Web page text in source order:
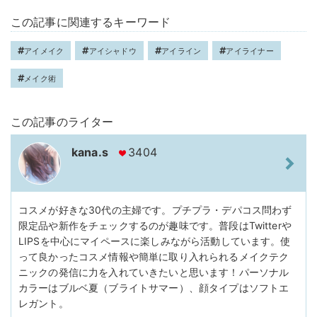
この記事に関連するキーワード
アイメイク アイシャドウ アイライン アイライナー
メイク術
この記事のライター
kana.s 3404
コスメが好きな30代の主婦です。プチプラ・デパコス問わず
限定品や新作をチェックするのが趣味です。普段はTwitterや
LIPSを中心にマイペースに楽しみながら活動しています。使
って良かったコスメ情報や簡単に取り入れられるメイクテク
ニックの発信に力を入れていきたいと思います！パーソナル
カラーはブルベ夏（ブライトサマー）、顔タイプはソフトエ
レガント。